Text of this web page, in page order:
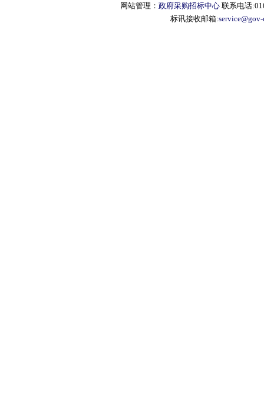
网站管理： 政府采购招标中心 联系电话
标讯接收邮箱: